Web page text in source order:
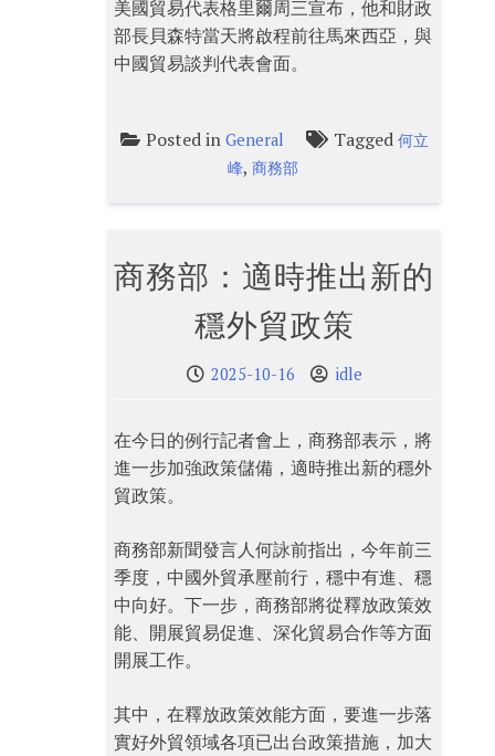
美國貿易代表格里爾周三宣布，他和財政
部長貝森特當天將啟程前往馬來西亞，與
中國貿易談判代表會面。
Posted in General Tagged 何立
峰,商務部
商務部：適時推出新的
穩外貿政策
2025-10-16 idle
在今日的例行記者會上，商務部表示，將
進一步加強政策儲備，適時推出新的穩外
貿政策。
商務部新聞發言人何詠前指出，今年前三
季度，中國外貿承壓前行，穩中有進、穩
中向好。下一步，商務部將從釋放政策效
能、開展貿易促進、深化貿易合作等方面
開展工作。
其中，在釋放政策效能方面，要進一步落
實好外貿領域各項已出台政策措施，加大